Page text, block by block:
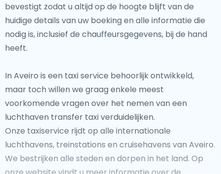
bevestigt zodat u altijd op de hoogte blijft van de
huidige details van uw boeking en alle informatie die
nodig is, inclusief de chauffeursgegevens, bij de hand
heeft.
In Aveiro is een taxi service behoorlijk ontwikkeld,
maar toch willen we graag enkele meest
voorkomende vragen over het nemen van een
luchthaven transfer taxi verduidelijken.
Onze taxiservice rijdt op alle internationale
luchthavens, treinstations en cruisehavens van Aveiro.
We bestrijken alle steden en dorpen in het land. Op